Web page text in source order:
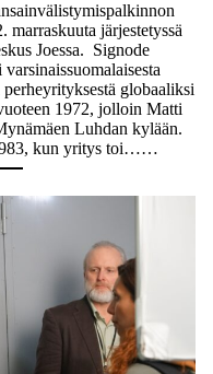
järjestetyssä
Joessa. Signode
globaaliksi
1972, jolloin Matti
Luhdan kylään.
kun yritys toi……